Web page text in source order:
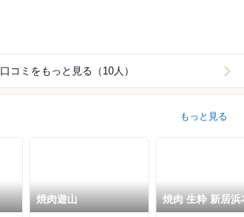
口コミをもっと見る（10人）
もっと見る
焼肉遊山 焼肉 生粋 新居浜